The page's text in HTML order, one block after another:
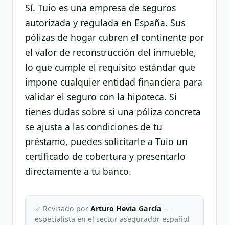
Sí. Tuio es una empresa de seguros
autorizada y regulada en España. Sus
pólizas de hogar cubren el continente por
el valor de reconstrucción del inmueble,
lo que cumple el requisito estándar que
impone cualquier entidad financiera para
validar el seguro con la hipoteca. Si
tienes dudas sobre si una póliza concreta
se ajusta a las condiciones de tu
préstamo, puedes solicitarle a Tuio un
certificado de cobertura y presentarlo
directamente a tu banco.
✓ Revisado por Arturo Hevia García —
especialista en el sector asegurador español